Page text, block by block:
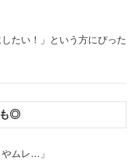
たい！」という方にぴった
◎
やムレ…」